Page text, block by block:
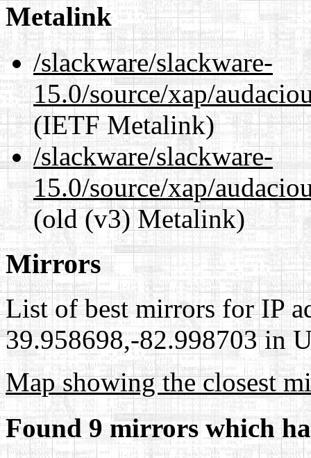
Metalink
/slackware/slackware-
15.0/source/xap/
(IETF Metalink)
/slackware/slackware-
15.0/source/xap/
(old (v3) Metalink)
Mirrors
List of best mirrors for IP
39.958698,-82.998703 in
Map showing the closest
Found 9 mirrors which